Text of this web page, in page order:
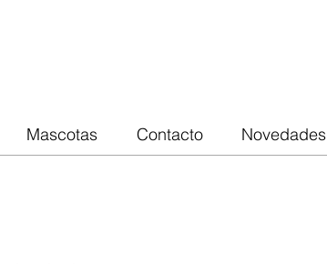
Mascotas Contacto Novedades